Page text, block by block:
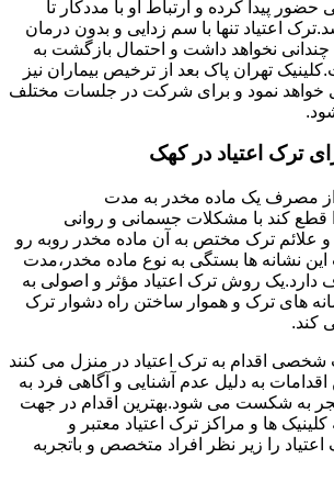
پیدا کرده و ارتباط او با مددکار تا
اعتیاد تنها با سم زدایی و بدون درمان
نخواهد داشت و احتمال بازگشت به
تهران پاک بعد از ترخیص بیماران نیز
خواهد نمود و برای شرکت در جلسات مختلف
ترک اعتیاد در کهک
مصرف یک ماده مخدر به مدت
کند با مشکلات جسمانی و روانی
و علائم ترک مختص به آن ماده مخدر روبه رو
نشانه ها بستگی به نوع ماده مخدر،مدت
روش ترک اعتیاد مؤثر و اصولی به
های ترک و هموار ساختن راه دشوار ترک
کند.
اقدام به ترک اعتیاد در منزل می کنند
اقدامات به دلیل عدم آشنایی و آگاهی فرد به
به شکست می شود.بهترین اقدام در جهت
ها و مراکز ترک اعتیاد معتبر و
را زیر نظر افراد متخصص و باتجربه